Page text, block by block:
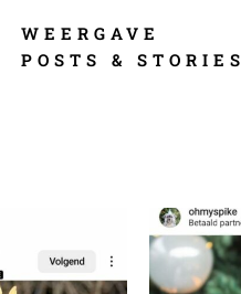
WEERGAVE
POSTS & STORIES